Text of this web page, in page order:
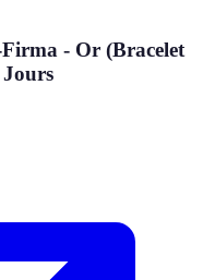
- Or (Bracelet